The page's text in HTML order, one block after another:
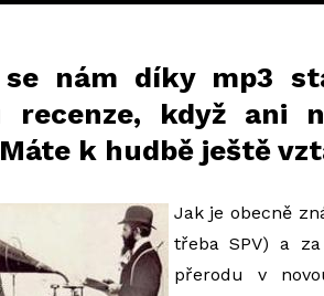
se nám díky mp3
recenze, když ani
k hudbě ještě
Jak je obecně
třeba SPV) a
přerodu v